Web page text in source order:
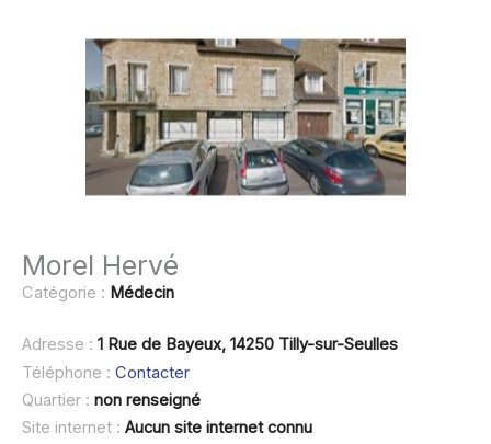
Morel Hervé
Catégorie : Médecin
Adresse : 1 Rue de Bayeux, 14250 Tilly-sur-Seulles
Téléphone : Contacter
Quartier : non renseigné
Site internet : Aucun site internet connu